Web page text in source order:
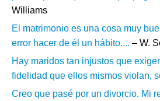
Williams
El matrimonio es una cosa muy
error hacer de él un hábito.... – W.
Hay maridos tan injustos que
fidelidad que ellos mismos violan,
Creo que pasé por un divorcio. Mi